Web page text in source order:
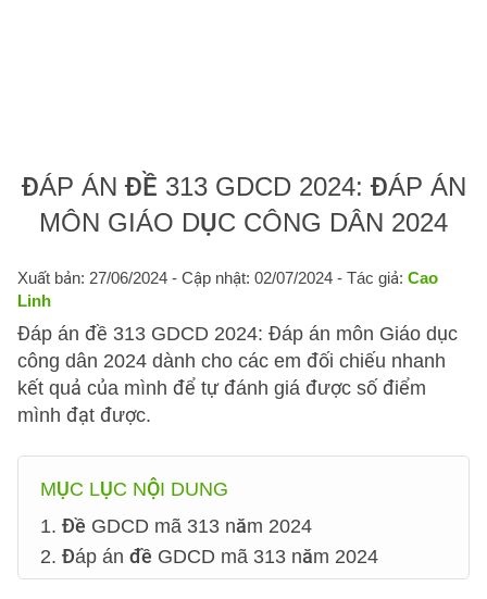
ĐÁP ÁN ĐỀ 313 GDCD 2024: ĐÁP ÁN
MÔN GIÁO DỤC CÔNG DÂN 2024
Xuất bản: 27/06/2024 - Cập nhật: 02/07/2024 - Tác giả: Cao
Linh
Đáp án đề 313 GDCD 2024: Đáp án môn Giáo dục
công dân 2024 dành cho các em đối chiếu nhanh
kết quả của mình để tự đánh giá được số điểm
mình đạt được.
MỤC LỤC NỘI DUNG
1. Đề GDCD mã 313 năm 2024
2. Đáp án đề GDCD mã 313 năm 2024